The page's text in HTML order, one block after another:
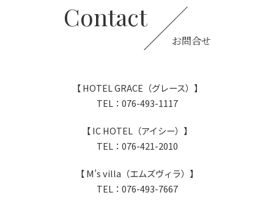
Contact
お問合せ
【 HOTEL GRACE（グレース）】
TEL：076-493-1117
【 IC HOTEL（アイシー）】
TEL：076-421-2010
【 M’s villa（エムズヴィラ）】
TEL：076-493-7667